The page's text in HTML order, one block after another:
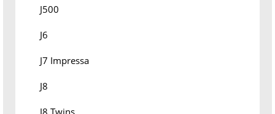
J500
J6
J7 Impressa
J8
J8 Twins